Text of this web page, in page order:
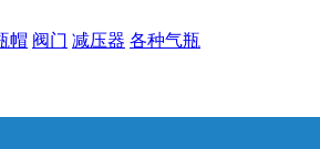
帽 阀门 减压器 各种气瓶